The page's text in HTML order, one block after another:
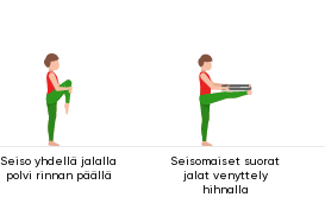
Seiso yhdellä jalalla
polvi rinnan päällä
Seisomaiset suorat
jalat venyttely
hihnalla